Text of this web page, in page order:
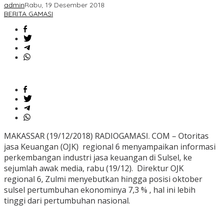
adminRabu, 19 Desember 2018
BERITA GAMASI
MAKASSAR (19/12/2018) RADIOGAMASI. COM – Otoritas
jasa Keuangan (OJK) regional 6 menyampaikan informasi
perkembangan industri jasa keuangan di Sulsel, ke
sejumlah awak media, rabu (19/12). Direktur OJK
regional 6, Zulmi menyebutkan hingga posisi oktober
sulsel pertumbuhan ekonominya 7,3 % , hal ini lebih
tinggi dari pertumbuhan nasional.